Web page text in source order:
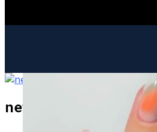
newspodcast.ru